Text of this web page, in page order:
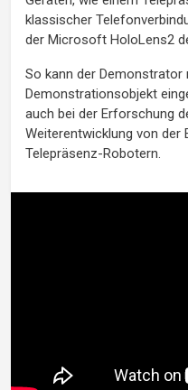
klassischer
der Microsoft HoloLens2
So kann der
Demonstrationsobjekt
auch bei der Erforschung
Weiterentwicklung von der
Telepräsenz-Robotern.